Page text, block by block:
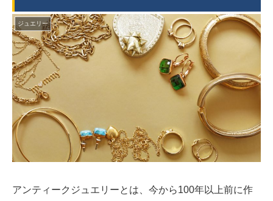
ジュエリー
アンティークジュエリーとは、今から100年以上前に作